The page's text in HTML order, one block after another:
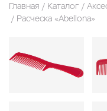
Главная Каталог
Расческа «Abellona»